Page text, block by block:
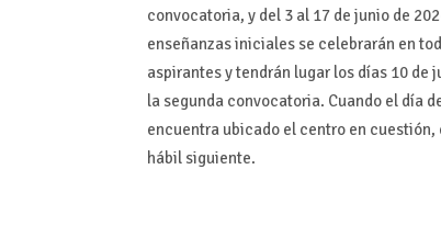
convocatoria, y del 3 al 17 de junio de
enseñanzas iniciales se celebrarán en
aspirantes y tendrán lugar los días 10 de
la segunda convocatoria. Cuando el día
encuentra ubicado el centro en
hábil siguiente.